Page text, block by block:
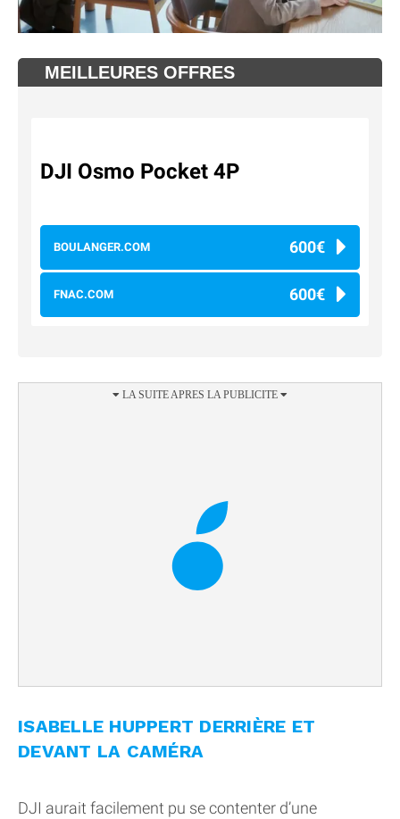
MEILLEURES OFFRES
DJI Osmo Pocket 4P
BOULANGER.COM 600€
FNAC.COM 600€
ISABELLE HUPPERT DERRIÈRE ET
DEVANT LA CAMÉRA
DJI aurait facilement pu se contenter d’une